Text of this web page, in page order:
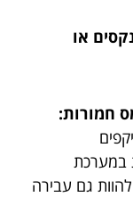
או
חמורות:
במערכת
גם עבירה